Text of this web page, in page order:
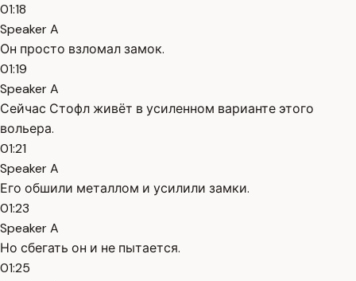
01:18
Speaker A
Он просто взломал замок.
01:19
Speaker A
Сейчас Стофл живёт в усиленном варианте этого
вольера.
01:21
Speaker A
Его обшили металлом и усилили замки.
01:23
Speaker A
Но сбегать он и не пытается.
01:25